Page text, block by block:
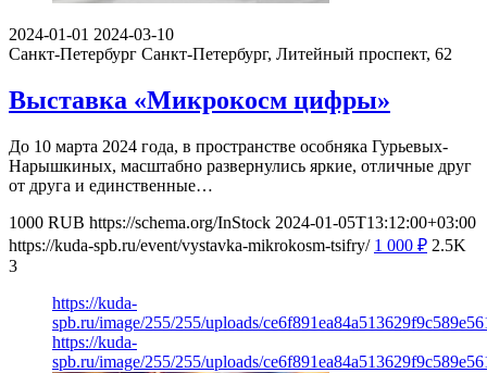
2024-01-01 2024-03-10
Санкт-Петербург Санкт-Петербург, Литейный проспект, 62
Выставка «Микрокосм цифры»
До 10 марта 2024 года, в пространстве особняка Гурьевых-
Нарышкиных, масштабно развернулись яркие, отличные друг
от друга и единственные…
1000 RUB https://schema.org/InStock 2024-01-05T13:12:00+03:00
https://kuda-spb.ru/event/vystavka-mikrokosm-tsifry/ 1 000 ₽ 2.5K
3
https://kuda-
spb.ru/image/255/255/uploads/
https://kuda-
spb.ru/image/255/255/uploads/